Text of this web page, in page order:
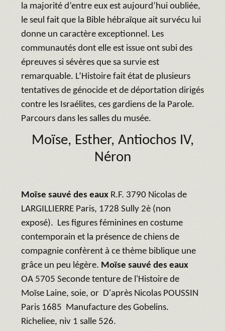
la majorité d’entre eux est aujourd’hui oubliée,
le seul fait que la Bible hébraïque ait survécu lui
donne un caractère exceptionnel. Les
communautés dont elle est issue ont subi des
épreuves si sévères que sa survie est
remarquable. L’Histoire fait état de plusieurs
tentatives de génocide et de déportation dirigés
contre les Israélites, ces gardiens de la Parole.
Parcours dans les salles du musée.
Moïse, Esther, Antiochos IV,
Néron
Moïse sauvé des eaux R.F. 3790 Nicolas de
LARGILLIERRE Paris, 1728 Sully 2è (non
exposé). Les figures féminines en costume
contemporain et la présence de chiens de
compagnie confèrent à ce thème biblique une
grâce un peu légère. Moïse sauvé des eaux
OA 5705 Seconde tenture de l'Histoire de
Moïse Laine, soie, or D'après Nicolas POUSSIN
Paris 1685 Manufacture des Gobelins.
Richeliee, niv 1 salle 526.